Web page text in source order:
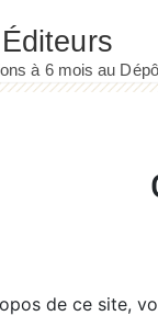
de ce site,